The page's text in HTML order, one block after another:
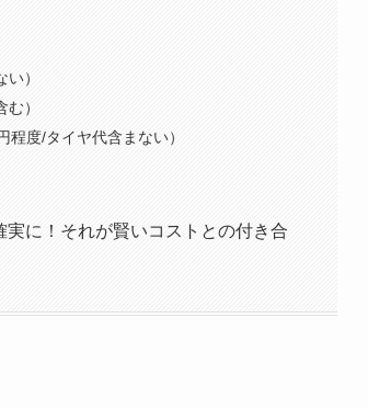
）
）
度/タイヤ代含まない）
に！それが賢いコストとの付き合